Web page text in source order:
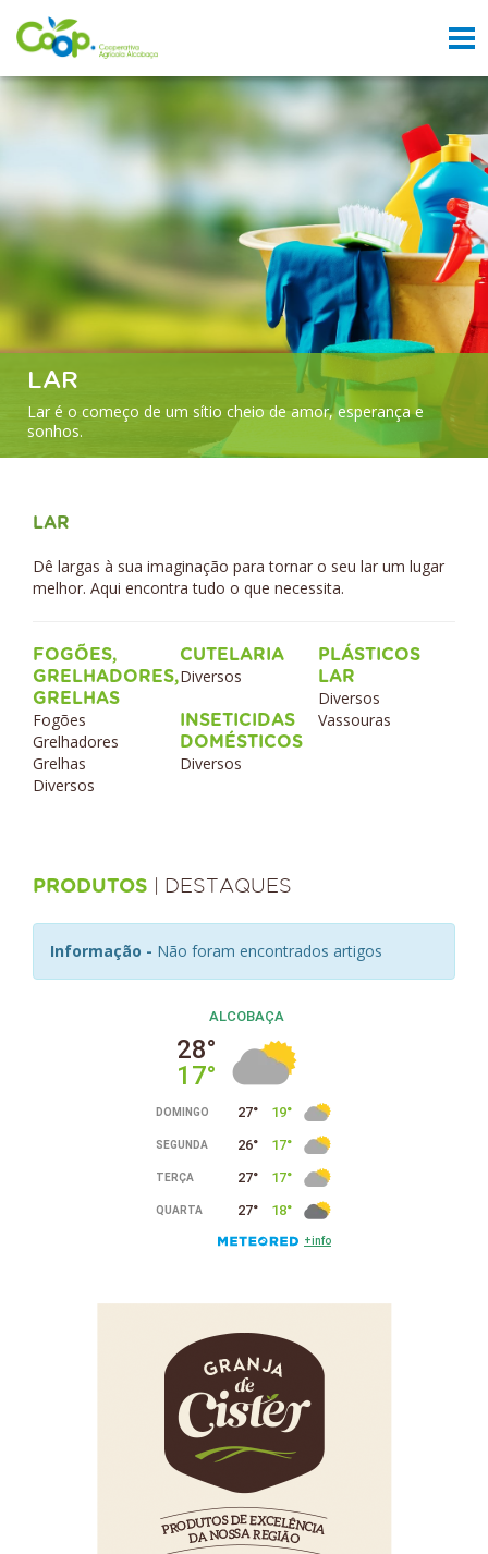
LAR
Lar é o começo de um sítio cheio de amor, esperança e
sonhos.
LAR
Dê largas à sua imaginação para tornar o seu lar um lugar
melhor. Aqui encontra tudo o que necessita.
FOGÕES,
GRELHADORES,
GRELHAS
Fogões
Grelhadores
Grelhas
Diversos
CUTELARIA
Diversos
INSETICIDAS
DOMÉSTICOS
Diversos
PLÁSTICOS
LAR
Diversos
Vassouras
PRODUTOS | DESTAQUES
Informação - Não foram encontrados artigos